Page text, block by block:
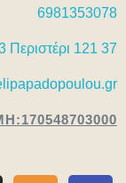
6981353078
121 37